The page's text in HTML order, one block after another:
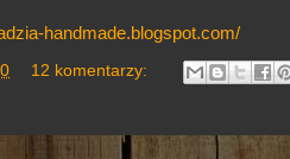
handmade.blogspot.com/
12 komentarzy: